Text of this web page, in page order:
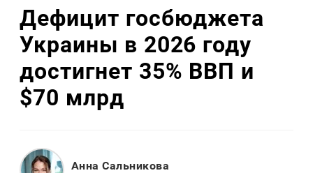
Дефицит госбюджета
Украины в 2026 году
достигнет 35% ВВП и
$70 млрд
Анна Сальникова